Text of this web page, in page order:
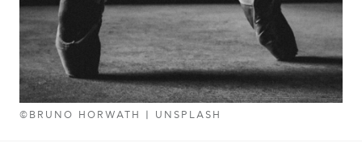
©BRUNO HORWATH | UNSPLASH